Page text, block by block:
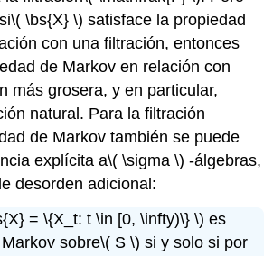
\( \bs{X} \) satisface la propiedad
con una filtración, entonces
de Markov en relación con
más grosera, y en particular,
natural. Para la filtración
de Markov también se puede
explícita a\( \sigma \) -álgebras,
desorden adicional:
= \{X_t: t \in [0, \infty)\} \) es
sobre\( S \) si y solo si por